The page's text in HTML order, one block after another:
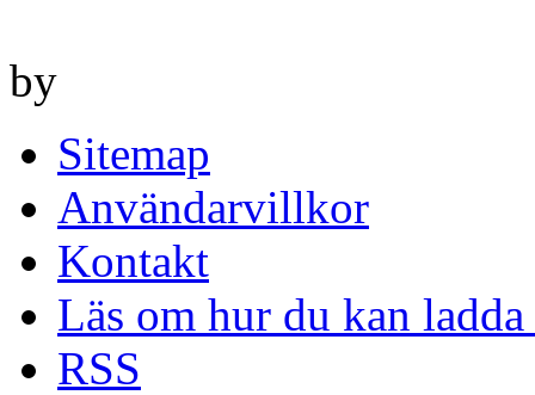
by
Sitemap
Användarvillkor
Kontakt
Läs om hur du kan
RSS